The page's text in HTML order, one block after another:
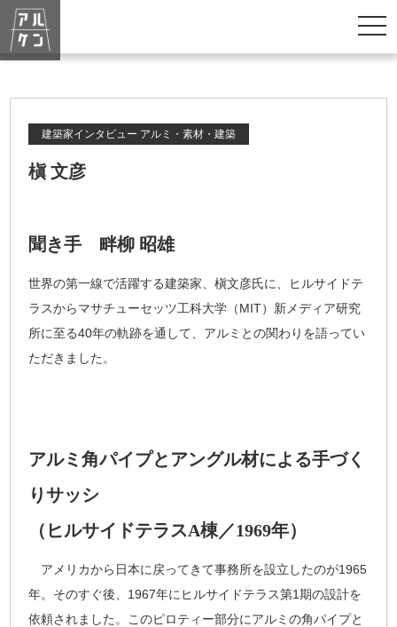
建築家インタビュー アルミ・素材・建築
槇 文彦
聞き手 畔柳 昭雄
世界の第一線で活躍する建築家、槇文彦氏に、ヒルサイドテ
ラスからマサチューセッツ工科大学（MIT）新メディア研究
所に至る40年の軌跡を通して、アルミとの関わりを語ってい
ただきました。
アルミ角パイプとアングル材による手づく
りサッシ
（ヒルサイドテラスA棟／1969年）
アメリカから日本に戻ってきて事務所を設立したのが1965
年。そのすぐ後、1967年にヒルサイドテラス第1期の設計を
依頼されました。このピロティー部分にアルミの角パイプと